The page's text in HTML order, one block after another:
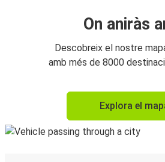
On aniràs
Descobreix el nostre
amb més de 8000
Explora el